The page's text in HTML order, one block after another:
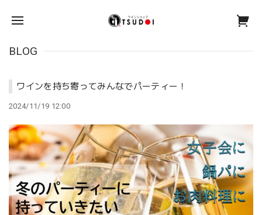
BLOG
ワインを持ち寄ってみんなでパーティー！
2024/11/19 12:00